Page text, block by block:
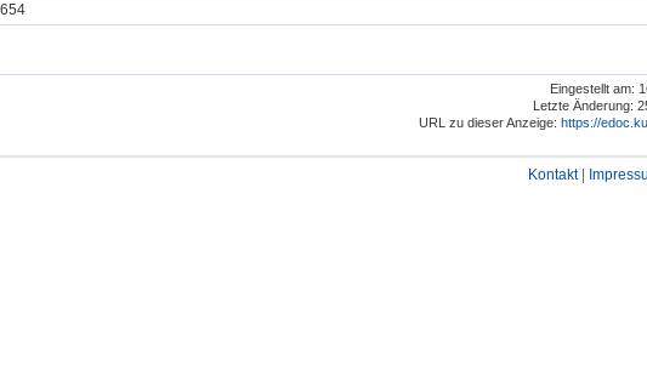
Eingestellt am:
Letzte Änderung:
URL zu dieser Anzeige: https://
Kontakt|